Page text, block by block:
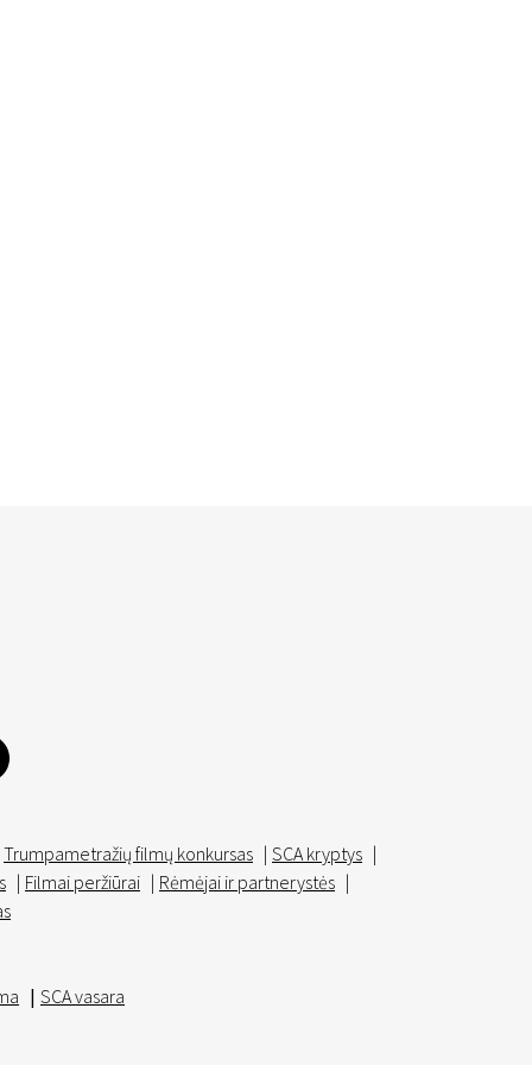
Trumpametražių filmų konkursas | SCA kryptys |
| Filmai peržiūrai | Rėmėjai ir partnerystės |
| SCA vasara